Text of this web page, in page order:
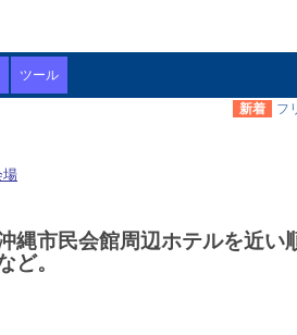
ツール
新着 フ
場
市民会館周辺ホテルを近い
ど。